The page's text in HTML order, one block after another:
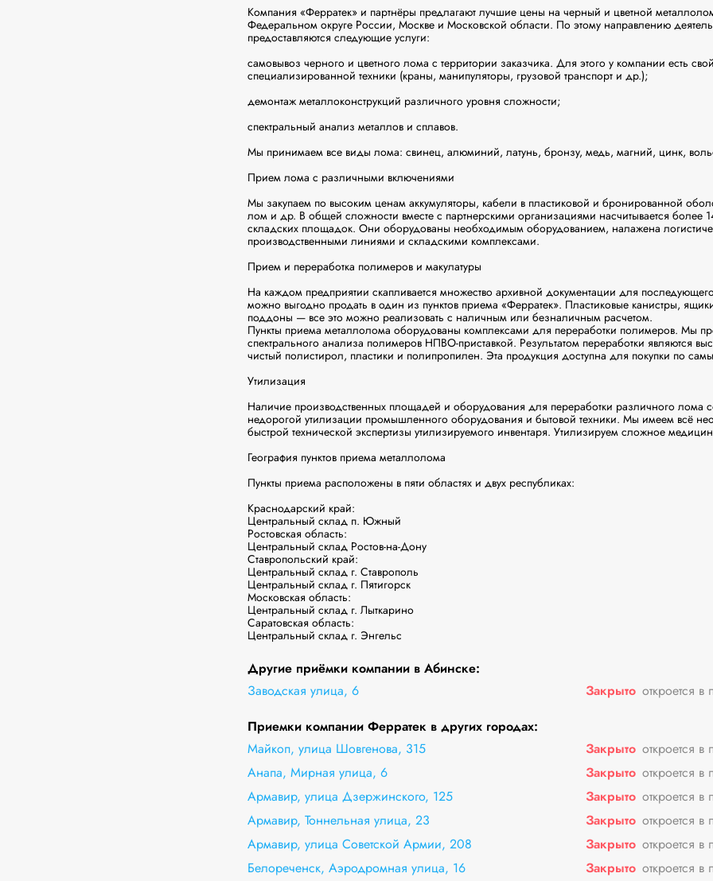
Компания «Ферратек» и партнёры предлагают лучшие цены на черный и цветной
Федеральном округе России, Москве и Московской области. По этому направлению
предоставляются следующие услуги:
самовывоз черного и цветного лома с территории заказчика. Для этого у компании есть
специализированной техники (краны, манипуляторы, грузовой транспорт и др.);
демонтаж металлоконструкций различного уровня сложности;
спектральный анализ металлов и сплавов.
Мы принимаем все виды лома: свинец, алюминий, латунь, бронзу, медь, магний, цинк,
Прием лома с различными включениями
Мы закупаем по высоким ценам аккумуляторы, кабели в пластиковой и бронированной
лом и др. В общей сложности вместе с партнерскими организациями насчитывается более
складских площадок. Они оборудованы необходимым оборудованием, налажена
производственными линиями и складскими комплексами.
Прием и переработка полимеров и макулатуры
На каждом предприятии скапливается множество архивной документации для
можно выгодно продать в один из пунктов приема «Ферратек». Пластиковые канистры,
поддоны — все это можно реализовать с наличным или безналичным расчетом.
Пункты приема металлолома оборудованы комплексами для переработки полимеров. Мы
спектрального анализа полимеров НПВО-приставкой. Результатом переработки являются
чистый полистирол, пластики и полипропилен. Эта продукция доступна для покупки по
Утилизация
Наличие производственных площадей и оборудования для переработки различного лома
недорогой утилизации промышленного оборудования и бытовой техники. Мы имеем всё
быстрой технической экспертизы утилизируемого инвентаря. Утилизируем сложное
География пунктов приема металлолома
Пункты приема расположены в пяти областях и двух республиках:
Краснодарский край:
Центральный склад п. Южный
Ростовская область:
Центральный склад Ростов-на-Дону
Ставропольский край:
Центральный склад г. Ставрополь
Центральный склад г. Пятигорск
Московская область:
Центральный склад г. Лыткарино
Саратовская область:
Центральный склад г. Энгельс
Другие приёмки компании в Абинске:
Заводская улица, 6
Закрыто откроется в
Приемки компании Ферратек в других городах:
Майкоп, улица Шовгенова, 315
Закрыто откроется в
Анапа, Мирная улица, 6 Закрыто откроется в
Армавир, улица Дзержинского, 125 Закрыто откроется в
Армавир, Тоннельная улица, 23 Закрыто откроется в
Армавир, улица Советской Армии, 208 Закрыто откроется в
Белореченск, Аэродромная улица, 16 Закрыто откроется в